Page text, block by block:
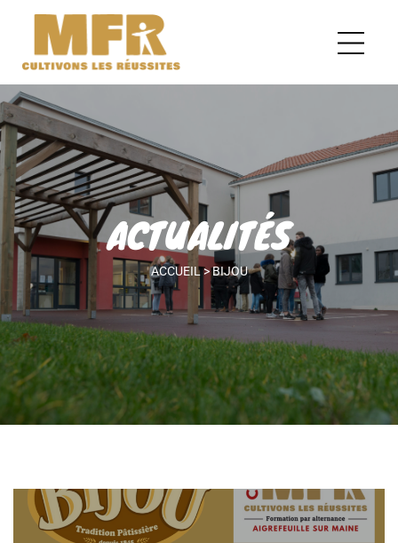
ACTUALITÉS
ACCUEIL>BIJOU